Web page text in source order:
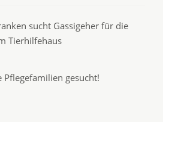
sucht Gassigeher für die
Tierhilfehaus
Pflegefamilien gesucht!